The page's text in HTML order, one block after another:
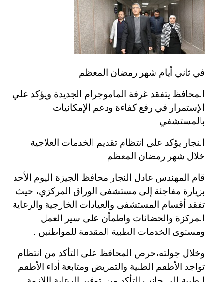
في ثاني أيام شهر رمضان المعظم
المحافظ يتفقد غرفة الماموجرام الجديدة ويؤكد علي
الإستمرار في رفع كفاءة ودعم الإمكانيات
بالمستشفي
النجار يؤكد علي انتظام تقديم الخدمات العلاجية
خلال شهر رمضان المعظم
قام المهندس عادل النجار محافظ الجيزة اليوم الأحد
بزيارة مفاجئة إلى مستشفى الوراق المركزي، حيث
تفقد أقسام المستشفى والعيادات الخارجية والرعاية
المركزة والحضانات واطمأن على سير العمل
ومستوى الخدمات الطبية المقدمة للمواطنين .
وخلال جولته،حرص المحافظ على التأكد من انتظام
تواجد الأطقم الطبية والتمريض ومتابعة أداء الأطقم